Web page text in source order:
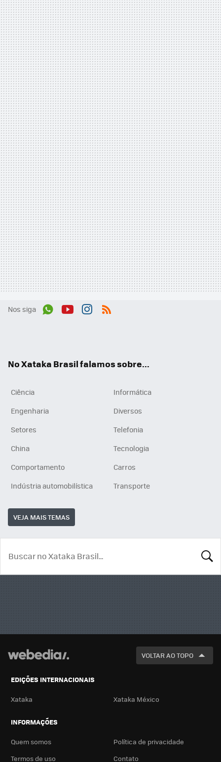
Nos siga
No Xataka Brasil falamos sobre...
Ciência
Informática
Engenharia
Diversos
Setores
Telefonia
China
Tecnologia
Comportamento
Carros
Indústria automobilística
Transporte
VEJA MAIS TEMAS
VOLTAR AO TOPO
EDIÇÕES INTERNACIONAIS
Xataka Xataka México
INFORMAÇÕES
Quem somos
Política de privacidade
Termos de uso
Contato